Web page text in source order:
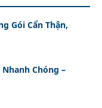
Gói Cẩn Thận,
Chóng –